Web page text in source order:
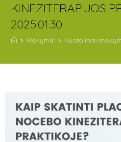
KINEZITERAPIJOS
2025.01.30
> Mokymai > Nuotoliniai